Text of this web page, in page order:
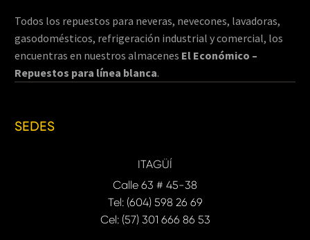
Todos los repuestos para neveras, nevecones, lavadoras,
gasodomésticos, refrigeración industrial y comercial, los
encuentras en nuestros almacenes El Económico –
Repuestos para línea blanca.
SEDES
ITAGÜÍ
Calle 63 # 45-38
Tel: (604) 598 26 69
Cel: (57) 301 666 86 53